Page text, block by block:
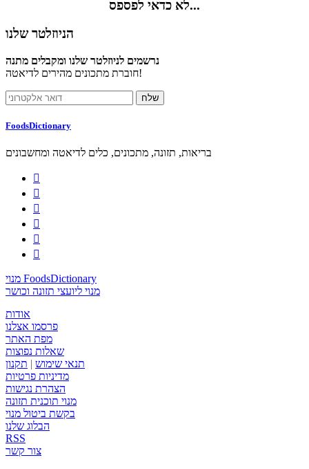
לא כדאי לפספס...
הניוזלטר שלנו
נרשמים לניוזלטר שלנו ומקבלים מתנה
חוברת מתכונים מהירים לדיאטה!
FoodsDictionary
בריאות, תזונה, מתכונים, כלים לדיאטה ומחשבונים






מנוי FoodsDictionary
מנוי ליועצי תזונה וכושר
אודות
פרסמו אצלנו
מפת האתר
שאלות נפוצות
תנאי שימוש | תקנון
מדיניות פרטיות
הצהרת נגישות
מנוי תוכנית תזונה
בקשת ביטול מנוי
הבלוג שלנו
RSS
צור קשר